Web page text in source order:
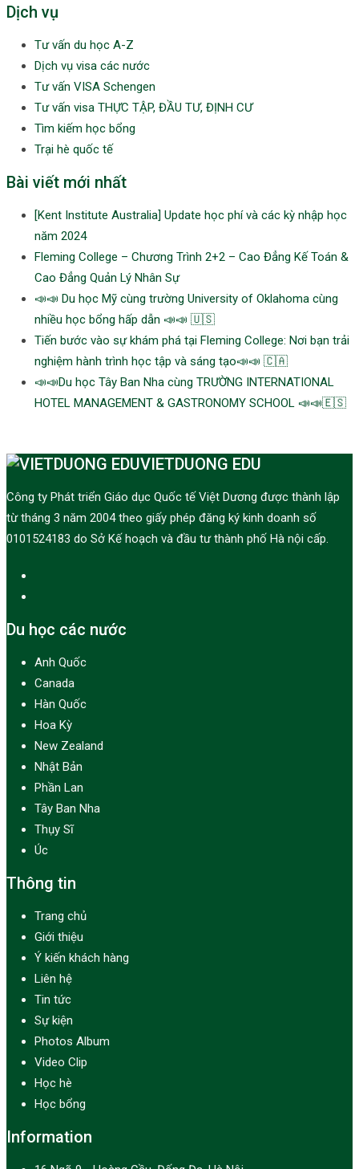
Dịch vụ
Tư vấn du học A-Z
Dịch vụ visa các nước
Tư vấn VISA Schengen
Tư vấn visa THỰC TẬP, ĐẦU TƯ, ĐỊNH CƯ
Tìm kiếm học bổng
Trại hè quốc tế
Bài viết mới nhất
[Kent Institute Australia] Update học phí và các kỳ nhập học
năm 2024
Fleming College – Chương Trình 2+2 – Cao Đẳng Kế Toán &
Cao Đẳng Quản Lý Nhân Sự
📣📣 Du học Mỹ cùng trường University of Oklahoma cùng
nhiều học bổng hấp dẫn 📣📣 🇺🇸
Tiến bước vào sự khám phá tại Fleming College: Nơi bạn trải
nghiệm hành trình học tập và sáng tạo📣📣 🇨🇦
📣📣Du học Tây Ban Nha cùng TRƯỜNG INTERNATIONAL
HOTEL MANAGEMENT & GASTRONOMY SCHOOL 📣📣🇪🇸
VIETDUONG EDU
Công ty Phát triển Giáo dục Quốc tế Việt Dương được thành lập
từ tháng 3 năm 2004 theo giấy phép đăng ký kinh doanh số
0101524183 do Sở Kế hoạch và đầu tư thành phố Hà nội cấp.
Du học các nước
Anh Quốc
Canada
Hàn Quốc
Hoa Kỳ
New Zealand
Nhật Bản
Phần Lan
Tây Ban Nha
Thụy Sĩ
Úc
Thông tin
Trang chủ
Giới thiệu
Ý kiến khách hàng
Liên hệ
Tin tức
Sự kiện
Photos Album
Video Clip
Học hè
Học bổng
Information